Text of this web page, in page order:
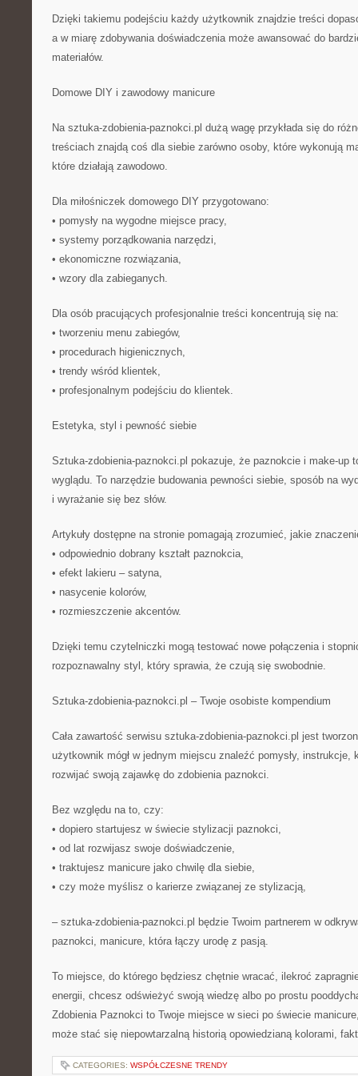
Dzięki takiemu podejściu każdy użytkownik znajdzie treści
a w miarę zdobywania doświadczenia może awansować do
materiałów.
Domowe DIY i zawodowy manicure
Na sztuka-zdobienia-paznokci.pl dużą wagę przykłada się do
treściach znajdą coś dla siebie zarówno osoby, które wykonują
które działają zawodowo.
Dla miłośniczek domowego DIY przygotowano:
• pomysły na wygodne miejsce pracy,
• systemy porządkowania narzędzi,
• ekonomiczne rozwiązania,
• wzory dla zabieganych.
Dla osób pracujących profesjonalnie treści koncentrują się na:
• tworzeniu menu zabiegów,
• procedurach higienicznych,
• trendy wśród klientek,
• profesjonalnym podejściu do klientek.
Estetyka, styl i pewność siebie
Sztuka-zdobienia-paznokci.pl pokazuje, że paznokcie i make-up
wyglądu. To narzędzie budowania pewności siebie, sposób na
i wyrażanie się bez słów.
Artykuły dostępne na stronie pomagają zrozumieć, jakie
• odpowiednio dobrany kształt paznokcia,
• efekt lakieru – satyna,
• nasycenie kolorów,
• rozmieszczenie akcentów.
Dzięki temu czytelniczki mogą testować nowe połączenia i
rozpoznawalny styl, który sprawia, że czują się swobodnie.
Sztuka-zdobienia-paznokci.pl – Twoje osobiste kompendium
Cała zawartość serwisu sztuka-zdobienia-paznokci.pl jest
użytkownik mógł w jednym miejscu znaleźć pomysły, instrukcje,
rozwijać swoją zajawkę do zdobienia paznokci.
Bez względu na to, czy:
• dopiero startujesz w świecie stylizacji paznokci,
• od lat rozwijasz swoje doświadczenie,
• traktujesz manicure jako chwilę dla siebie,
• czy może myślisz o karierze związanej ze stylizacją,
– sztuka-zdobienia-paznokci.pl będzie Twoim partnerem w
paznokci, manicure, która łączy urodę z pasją.
To miejsce, do którego będziesz chętnie wracać, ilekroć
energii, chcesz odświeżyć swoją wiedzę albo po prostu
Zdobienia Paznokci to Twoje miejsce w sieci po świecie
może stać się niepowtarzalną historią opowiedzianą kolorami,
CATEGORIES: WSPÓŁCZESNE TRENDY